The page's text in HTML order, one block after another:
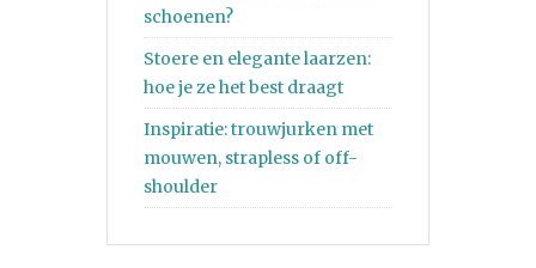
schoenen?
Stoere en elegante laarzen:
hoe je ze het best draagt
Inspiratie: trouwjurken met
mouwen, strapless of off-
shoulder